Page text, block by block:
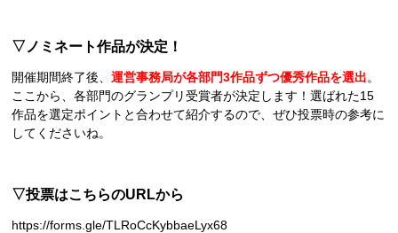
▽ノミネート作品が決定！
開催期間終了後、運営事務局が各部門3作品ずつ優秀作品を選出。
ここから、各部門のグランプリ受賞者が決定します！選ばれた15
作品を選定ポイントと合わせて紹介するので、ぜひ投票時の参考に
してくださいね。
▽投票はこちらのURLから
https://forms.gle/TLRoCcKybbaeLyx68